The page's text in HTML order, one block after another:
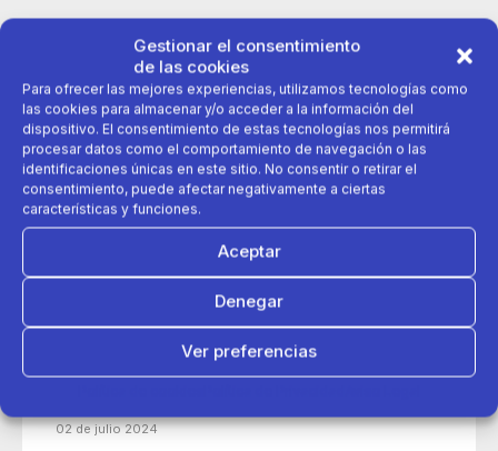
Gestionar el consentimiento
de las cookies
Para ofrecer las mejores experiencias, utilizamos tecnologías como
las cookies para almacenar y/o acceder a la información del
dispositivo. El consentimiento de estas tecnologías nos permitirá
procesar datos como el comportamiento de navegación o las
identificaciones únicas en este sitio. No consentir o retirar el
consentimiento, puede afectar negativamente a ciertas
características y funciones.
Aceptar
Denegar
Ver preferencias
02 de julio 2024